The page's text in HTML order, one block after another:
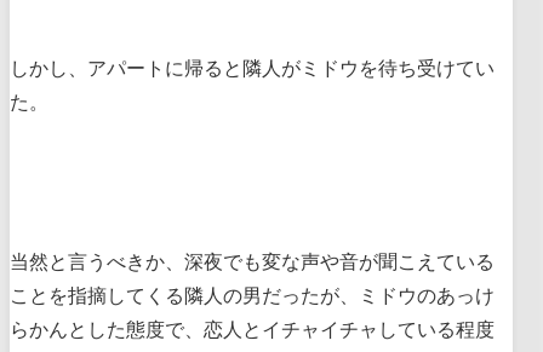
しかし、アパートに帰ると隣人がミドウを待ち受けてい
た。
当然と言うべきか、深夜でも変な声や音が聞こえている
ことを指摘してくる隣人の男だったが、ミドウのあっけ
らかんとした態度で、恋人とイチャイチャしている程度